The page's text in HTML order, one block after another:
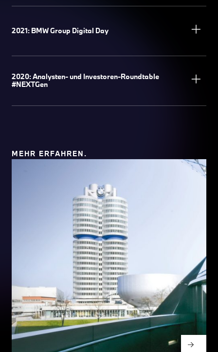
2021: BMW Group Digital Day
2020: Analysten- und Investoren-Roundtable
#NEXTGen
MEHR ERFAHREN.